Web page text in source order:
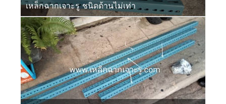
เหล็กฉากเจาะรู ชนิดด้านไม่เท่า